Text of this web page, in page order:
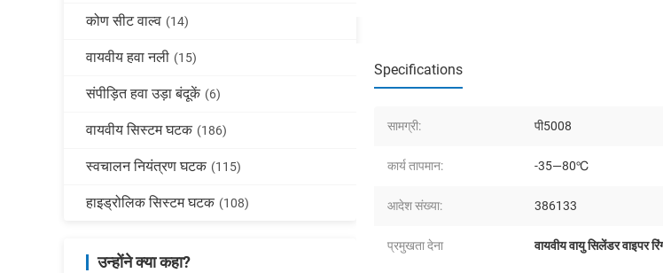
कोण सीट वाल्व (14)
वायवीय हवा नली (15)
संपीड़ित हवा उड़ा बंदूकें (6)
वायवीय सिस्टम घटक (186)
स्वचालन नियंत्रण घटक (115)
हाइड्रोलिक सिस्टम घटक (108)
उन्होंने क्या कहा?
Specifications
सामग्री: पी5008
कार्य तापमान: -35—80℃
आदेश संख्या: 386133
प्रमुखता देना वायवीय वायु सिलेंडर वाइपर